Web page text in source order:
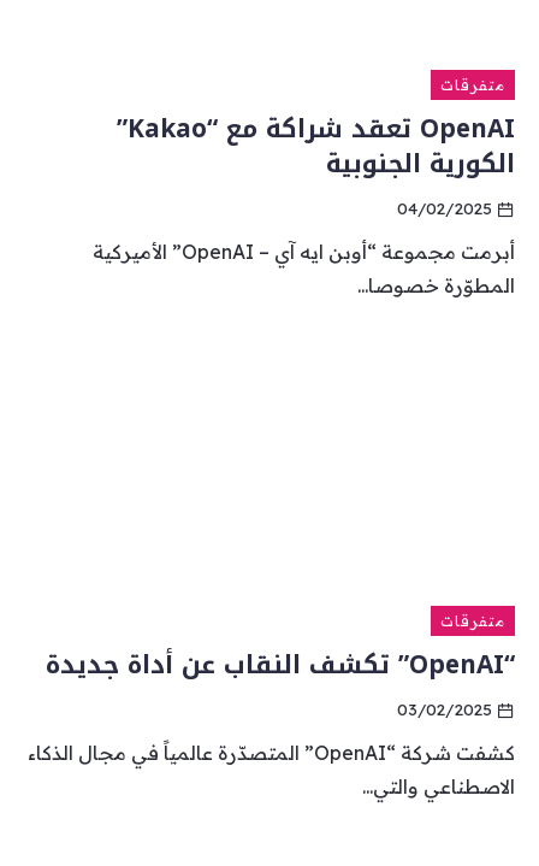
متفرقات
OpenAI تعقد شراكة مع “Kakao”
الكورية الجنوبية
04/02/2025
أبرمت مجموعة “أوبن ايه آي – OpenAI” الأميركية
المطوّرة خصوصا...
متفرقات
“OpenAI” تكشف النقاب عن أداة جديدة
03/02/2025
كشفت شركة “OpenAI” المتصدّرة عالمياً في مجال الذكاء
الاصطناعي والتي...